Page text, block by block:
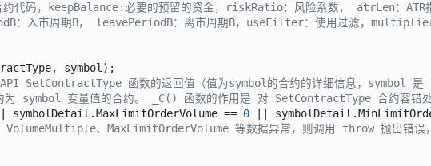
代码，keepBalance:必要的预留的资金，riskRatio：风险系数， atrLen：ATR
入市周期B， leavePeriodB：离市周期B，useFilter：使用过滤，
, symbol);
SetContractType 函数的返回值（值为symbol的合约的详细信息，symbol 是
symbol 变量值的合约。 _C() 函数的作用是 对 SetContractType 合约容错
symbolDetail.MaxLimitOrderVolume == 0 || symbolDetail.
、MaxLimitOrderVolume 等数据异常，则调用 throw 抛出错误，